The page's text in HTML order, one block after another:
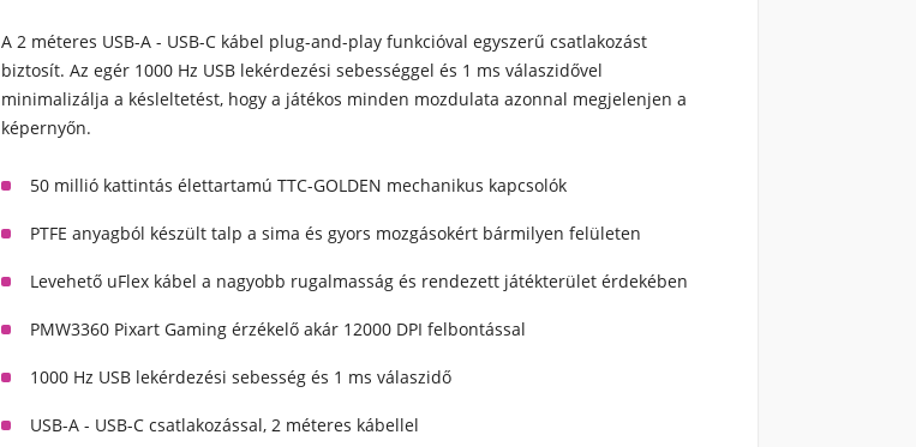
A 2 méteres USB-A - USB-C kábel plug-and-play funkcióval egyszerű csatlakozást
biztosít. Az egér 1000 Hz USB lekérdezési sebességgel és 1 ms válaszidővel
minimalizálja a késleltetést, hogy a játékos minden mozdulata azonnal megjelenjen a
képernyőn.
50 millió kattintás élettartamú TTC-GOLDEN mechanikus kapcsolók
PTFE anyagból készült talp a sima és gyors mozgásokért bármilyen felületen
Levehető uFlex kábel a nagyobb rugalmasság és rendezett játékterület érdekében
PMW3360 Pixart Gaming érzékelő akár 12000 DPI felbontással
1000 Hz USB lekérdezési sebesség és 1 ms válaszidő
USB-A - USB-C csatlakozással, 2 méteres kábellel